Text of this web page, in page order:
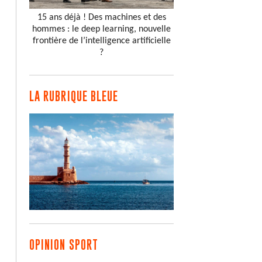
15 ans déjà ! Des machines et des
hommes : le deep learning, nouvelle
frontière de l’intelligence artificielle
?
LA RUBRIQUE BLEUE
OPINION SPORT